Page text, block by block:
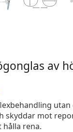
av
skyddar mot
rena.